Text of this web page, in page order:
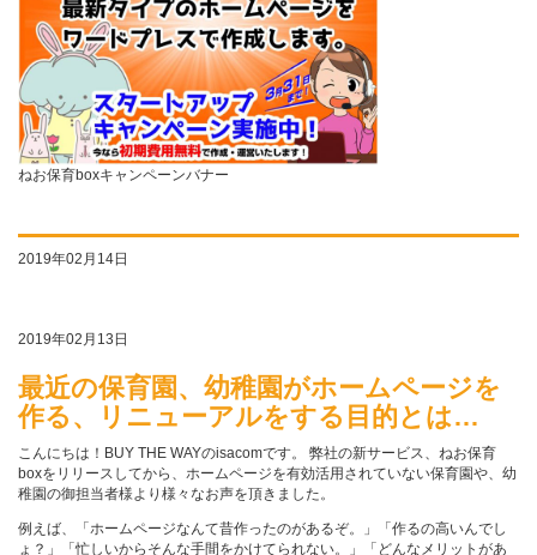
ねお保育boxキャンペーンバナー
2019年02月14日
2019年02月13日
最近の保育園、幼稚園がホームページを
作る、リニューアルをする目的とは…
こんにちは！BUY THE WAYのisacomです。 弊社の新サービス、ねお保育
boxをリリースしてから、ホームページを有効活用されていない保育園や、幼
稚園の御担当者様より様々なお声を頂きました。
例えば、「ホームページなんて昔作ったのがあるぞ。」「作るの高いんでし
ょ？」「忙しいからそんな手間をかけてられない。」「どんなメリットがあ